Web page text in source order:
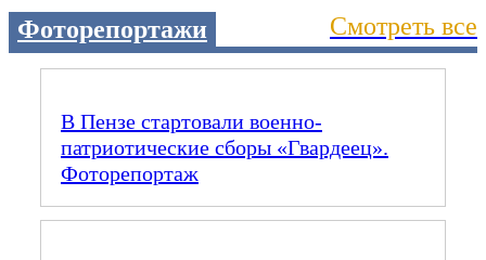
Фоторепортажи Смотреть все
В Пензе стартовали военно-
патриотические сборы «Гвардеец».
Фоторепортаж